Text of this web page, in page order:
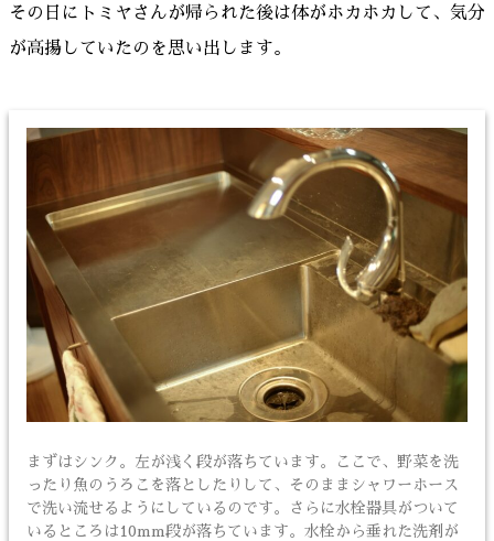
その日にトミヤさんが帰られた後は体がホカホカして、気分
が高揚していたのを思い出します。
まずはシンク。左が浅く段が落ちています。ここで、野菜を洗
ったり魚のうろこを落としたりして、そのままシャワーホース
で洗い流せるようにしているのです。さらに水栓器具がついて
いるところは10mm段が落ちています。水栓から垂れた洗剤が